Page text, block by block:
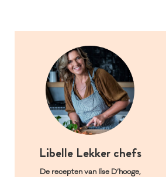
Libelle Lekker chefs
De recepten van Ilse D’hooge,